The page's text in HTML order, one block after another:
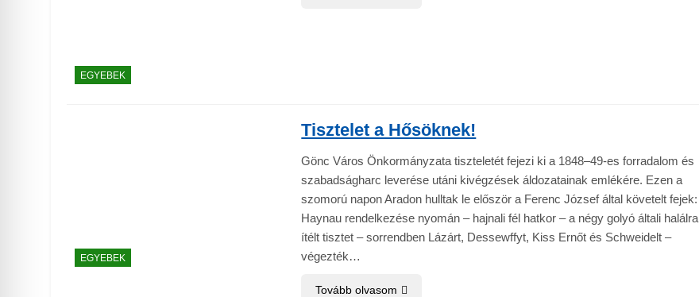
EGYEBEK
EGYEBEK
Tisztelet a Hősöknek!
Gönc Város Önkormányzata tiszteletét fejezi ki a 1848–49-es forradalom és
szabadságharc leverése utáni kivégzések áldozatainak emlékére. Ezen a
szomorú napon Aradon hulltak le először a Ferenc József által követelt fejek:
Haynau rendelkezése nyomán – hajnali fél hatkor – a négy golyó általi halálra
ítélt tisztet – sorrendben Lázárt, Dessewffyt, Kiss Ernőt és Schweidelt –
végezték…
Tovább olvasom